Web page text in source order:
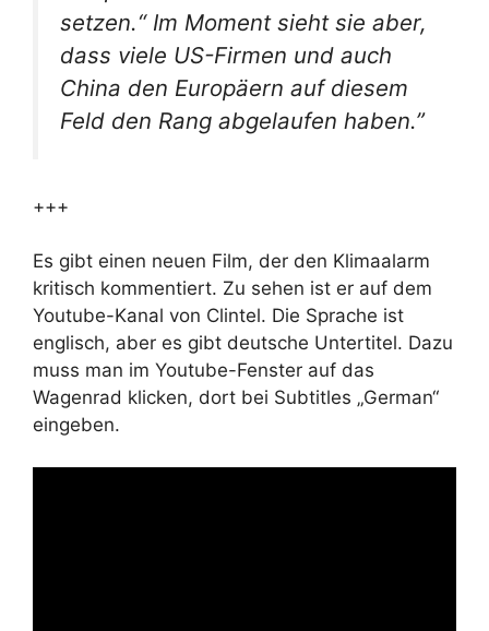
setzen.“ Im Moment sieht sie aber,
dass viele US-Firmen und auch
China den Europäern auf diesem
Feld den Rang abgelaufen haben.”
+++
Es gibt einen neuen Film, der den Klimaalarm
kritisch kommentiert. Zu sehen ist er auf dem
Youtube-Kanal von Clintel. Die Sprache ist
englisch, aber es gibt deutsche Untertitel. Dazu
muss man im Youtube-Fenster auf das
Wagenrad klicken, dort bei Subtitles „German“
eingeben.